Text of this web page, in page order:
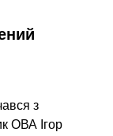
з
ОВА Ігор